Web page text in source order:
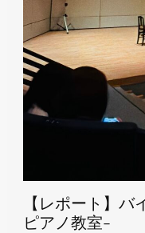
【レポート】
ピアノ教室-